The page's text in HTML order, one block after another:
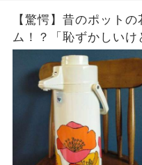
【驚愕】昔のポット
ム！？「恥ずかしい
人的意見です